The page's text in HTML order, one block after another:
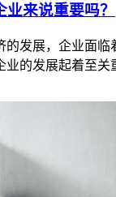
来说重要吗？
的发展，企业面
业的发展起着至关